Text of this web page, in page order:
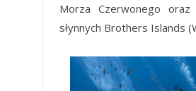
Morza Czerwonego oraz
słynnych Brothers Islands